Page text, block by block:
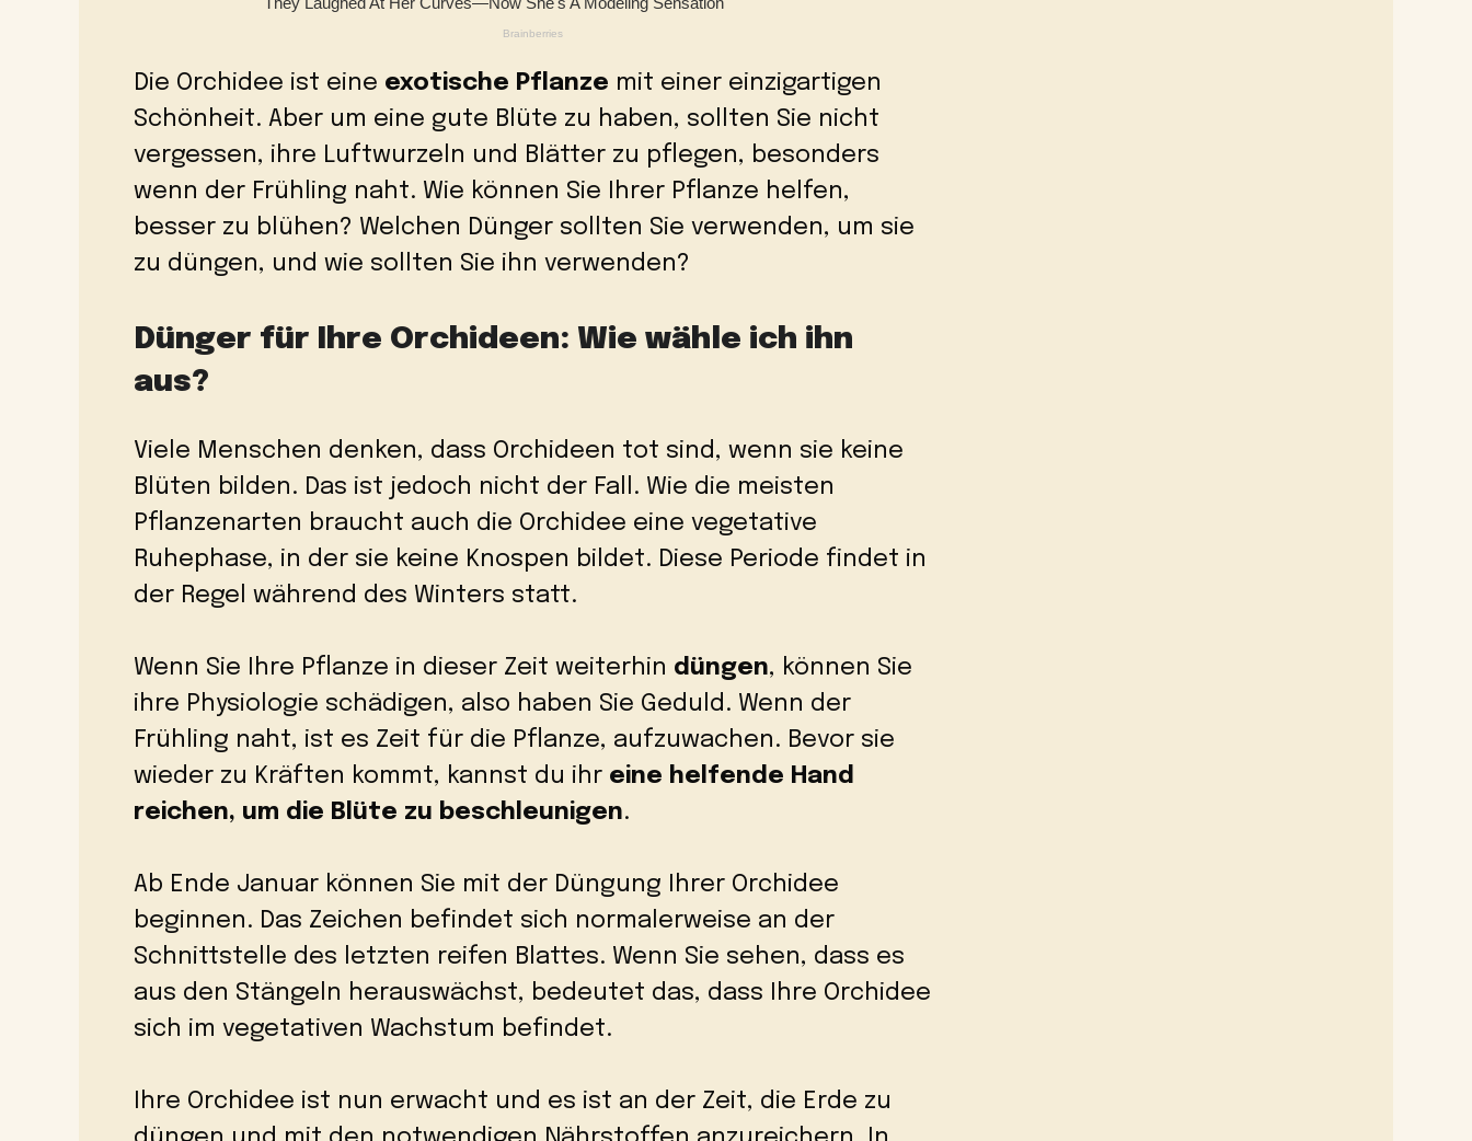
Die Orchidee ist eine exotische Pflanze mit einer einzigartigen
Schönheit. Aber um eine gute Blüte zu haben, sollten Sie nicht
vergessen, ihre Luftwurzeln und Blätter zu pflegen, besonders
wenn der Frühling naht. Wie können Sie Ihrer Pflanze helfen,
besser zu blühen? Welchen Dünger sollten Sie verwenden, um sie
zu düngen, und wie sollten Sie ihn verwenden?
Dünger für Ihre Orchideen: Wie wähle ich ihn
aus?
Viele Menschen denken, dass Orchideen tot sind, wenn sie keine
Blüten bilden. Das ist jedoch nicht der Fall. Wie die meisten
Pflanzenarten braucht auch die Orchidee eine vegetative
Ruhephase, in der sie keine Knospen bildet. Diese Periode findet in
der Regel während des Winters statt.
Wenn Sie Ihre Pflanze in dieser Zeit weiterhin düngen, können Sie
ihre Physiologie schädigen, also haben Sie Geduld. Wenn der
Frühling naht, ist es Zeit für die Pflanze, aufzuwachen. Bevor sie
wieder zu Kräften kommt, kannst du ihr eine helfende Hand
reichen, um die Blüte zu beschleunigen.
Ab Ende Januar können Sie mit der Düngung Ihrer Orchidee
beginnen. Das Zeichen befindet sich normalerweise an der
Schnittstelle des letzten reifen Blattes. Wenn Sie sehen, dass es
aus den Stängeln herauswächst, bedeutet das, dass Ihre Orchidee
sich im vegetativen Wachstum befindet.
Ihre Orchidee ist nun erwacht und es ist an der Zeit, die Erde zu